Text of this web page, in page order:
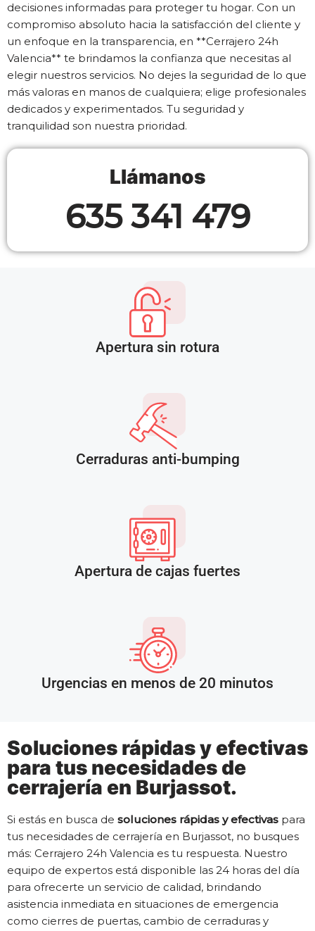
decisiones informadas para proteger tu hogar. Con un
compromiso absoluto hacia la satisfacción del cliente y
un enfoque en la transparencia, en **Cerrajero 24h
Valencia** te brindamos la confianza que necesitas al
elegir nuestros servicios. No dejes la seguridad de lo que
más valoras en manos de cualquiera; elige profesionales
dedicados y experimentados. Tu seguridad y
tranquilidad son nuestra prioridad.
Llámanos
635 341 479
Apertura sin rotura
Cerraduras anti-bumping
Apertura de cajas fuertes
Urgencias en menos de 20 minutos
Soluciones rápidas y efectivas
para tus necesidades de
cerrajería en Burjassot.
Si estás en busca de soluciones rápidas y efectivas para
tus necesidades de cerrajería en Burjassot, no busques
más: Cerrajero 24h Valencia es tu respuesta. Nuestro
equipo de expertos está disponible las 24 horas del día
para ofrecerte un servicio de calidad, brindando
asistencia inmediata en situaciones de emergencia
como cierres de puertas, cambio de cerraduras y